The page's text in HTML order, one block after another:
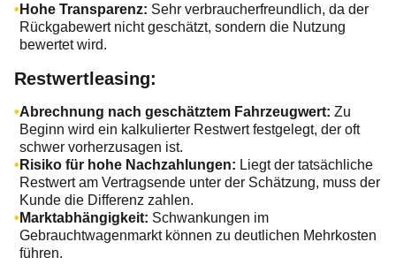
Hohe Transparenz: Sehr verbraucherfreundlich, da der
Rückgabewert nicht geschätzt, sondern die Nutzung
bewertet wird.
Restwertleasing:
Abrechnung nach geschätztem Fahrzeugwert: Zu
Beginn wird ein kalkulierter Restwert festgelegt, der oft
schwer vorherzusagen ist.
Risiko für hohe Nachzahlungen: Liegt der tatsächliche
Restwert am Vertragsende unter der Schätzung, muss der
Kunde die Differenz zahlen.
Marktabhängigkeit: Schwankungen im
Gebrauchtwagenmarkt können zu deutlichen Mehrkosten
führen.